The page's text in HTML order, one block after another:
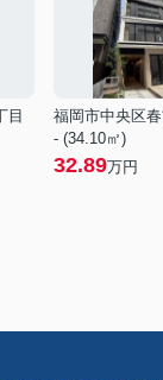
目
福岡市中央区
- (34.10㎡)
32.89万円